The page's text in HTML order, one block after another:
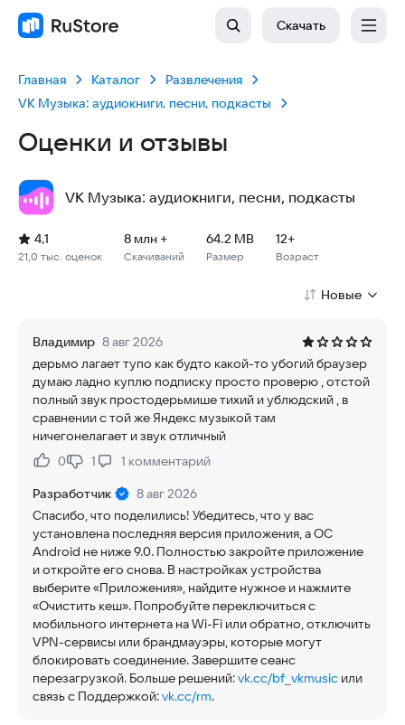
Скачать
Главная Каталог
Развлечения
VK Музыка: аудиокниги, песни, подкасты
Оценки и отзывы
VK Музыка: аудиокниги, песни, подкасты
Рейтинг: 4,1, 21,0 тыс. оценок
Скачиваний: 8 млн +
Размер файла: 64.2 MB
Возрастное ограничение: 64.2 MB
21,0 тыс. оценок
4,1
Скачиваний
8 млн +
Размер
64.2 MB
Возраст
12+
Новые
Владимир 8 авг 2026
дерьмо лагает тупо как будто какой-то убогий браузер
думаю ладно куплю подписку просто проверю , отстой
полный звук простодерьмише тихий и ублюдский , в
сравнении с той же Яндекс музыкой там
ничегонелагает и звук отличный
Нравится:
0Не нравится:
1 1 комментарий
Разработчик
8 авг 2026
Спасибо, что поделились! Убедитесь, что у вас
установлена последняя версия приложения, а ОС
Android не ниже 9.0. Полностью закройте приложение
и откройте его снова. В настройках устройства
выберите «Приложения», найдите нужное и нажмите
«Очистить кеш». Попробуйте переключиться с
мобильного интернета на Wi-Fi или обратно, отключить
VPN-сервисы или брандмауэры, которые могут
блокировать соединение. Завершите сеанс
перезагрузкой. Больше решений:vk.cc/bf_vkmusic или
связь с Поддержкой:vk.cc/rm.